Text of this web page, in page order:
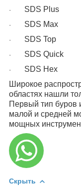
· SDS Plus
· SDS Max
· SDS Top
· SDS Quick
·
SDS Hex
Широкое
областях нашли
Первый тип буров
малой и средней
мощных
Скрыть